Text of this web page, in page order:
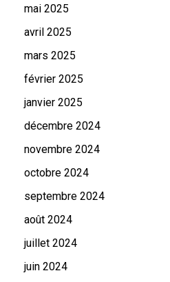
mai 2025
avril 2025
mars 2025
février 2025
janvier 2025
décembre 2024
novembre 2024
octobre 2024
septembre 2024
août 2024
juillet 2024
juin 2024